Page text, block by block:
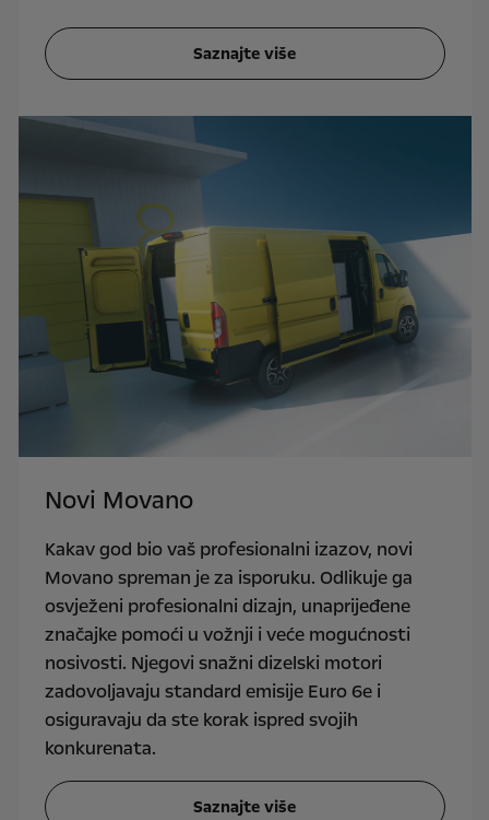
Saznajte više
Novi Movano
Kakav god bio vaš profesionalni izazov, novi
Movano spreman je za isporuku. Odlikuje ga
osvježeni profesionalni dizajn, unaprijeđene
značajke pomoći u vožnji i veće mogućnosti
nosivosti. Njegovi snažni dizelski motori
zadovoljavaju standard emisije Euro 6e i
osiguravaju da ste korak ispred svojih
konkurenata.
Saznajte više